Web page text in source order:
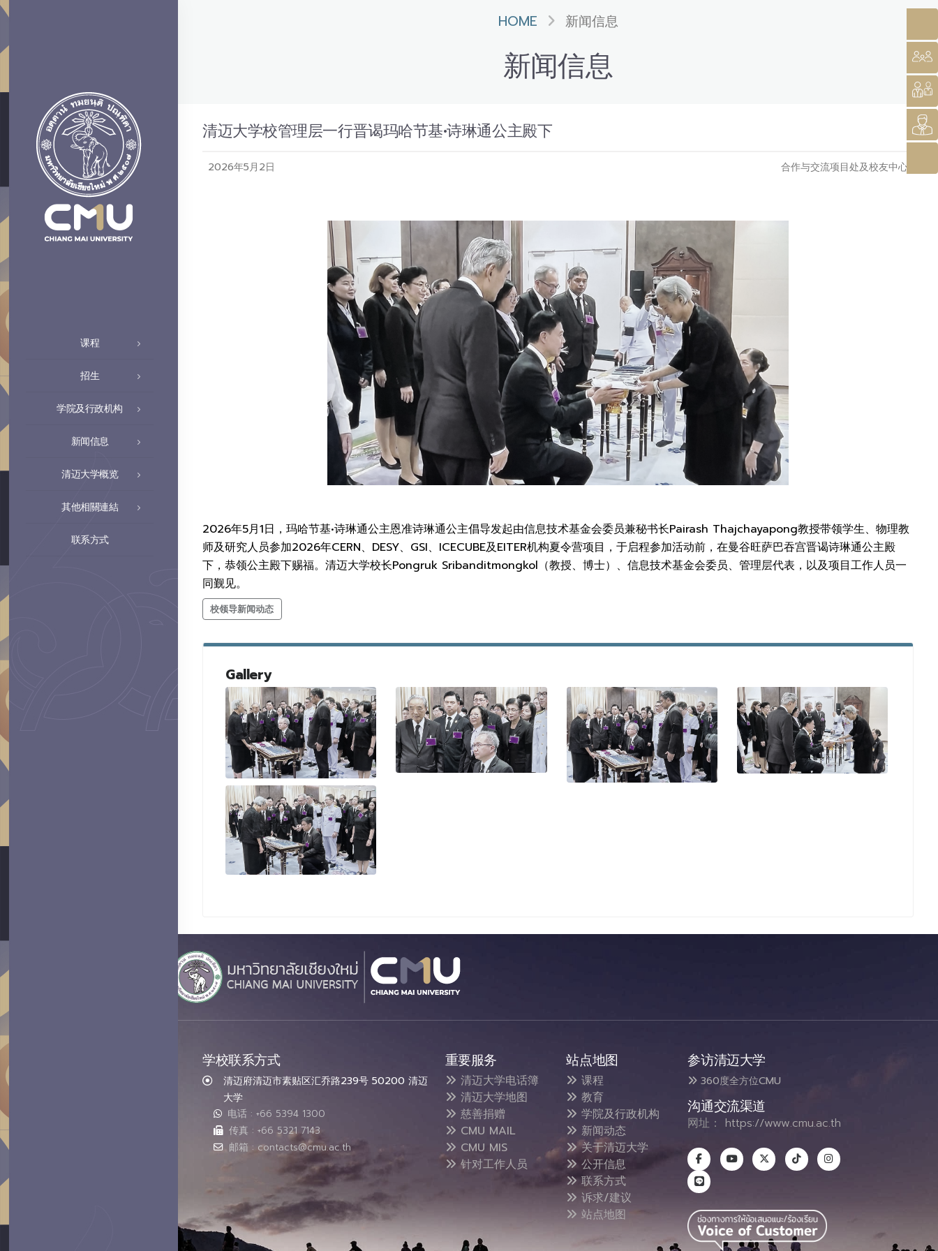
课程
招生
学院及行政机构
新闻信息
清迈大学概览
其他相關連結
联系方式
HOME 新闻信息
新闻信息
清迈大学校管理层一行晋谒玛哈节基•诗琳通公主殿下
2026年5月2日 合作与交流项目处及校友中心
2026年5月1日，玛哈节基•诗琳通公主恩准诗琳通公主倡导发起由信息技术基金会委员兼秘书长Pairash Thajchayapong教授带领学生、物理教
师及研究人员参加2026年CERN、DESY、GSI、ICECUBE及EITER机构夏令营项目，于启程参加活动前，在曼谷旺萨巴吞宫晋谒诗琳通公主殿
下，恭领公主殿下赐福。清迈大学校长Pongruk Sribanditmongkol（教授、博士）、信息技术基金会委员、管理层代表，以及项目工作人员一
同觐见。
校领导新闻动态
Gallery
学校联系方式
清迈府清迈市素贴区汇乔路239号 50200 清迈
大学
电话 : +66 5394 1300
传真 : +66 5321 7143
邮箱 : contacts@cmu.ac.th
重要服务
清迈大学电话簿
清迈大学地图
慈善捐赠
CMU MAIL
CMU MIS
针对工作人员
站点地图
课程
教育
学院及行政机构
新闻动态
关于清迈大学
公开信息
联系方式
诉求/建议
站点地图
参访清迈大学
360度全方位CMU
沟通交流渠道
网址： https://www.cmu.ac.th